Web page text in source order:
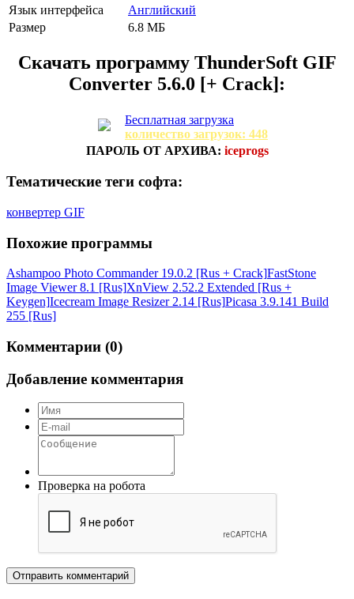
Язык интерфейса
Английский
Размер
6.8 МБ
Скачать программу ThunderSoft GIF
Converter 5.6.0 [+ Crack]:
Бесплатная загрузка
количество загрузок: 448
ПАРОЛЬ ОТ АРХИВА: iceprogs
Тематические теги софта:
конвертер GIF
Похожие программы
Ashampoo Photo Commander 19.0.2 [Rus + Crack]FastStone
Image Viewer 8.1 [Rus]XnView 2.52.2 Extended [Rus +
Keygen]Icecream Image Resizer 2.14 [Rus]Picasa 3.9.141 Build
255 [Rus]
Комментарии (0)
Добавление комментария
Проверка на робота
Отправить комментарий